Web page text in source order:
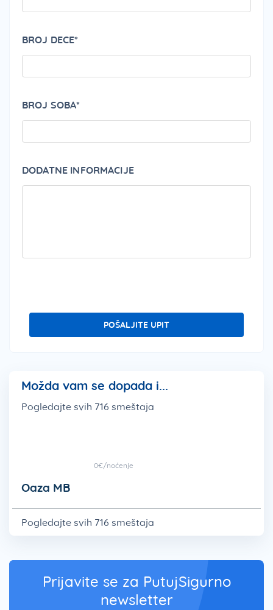
BROJ DECE*
BROJ SOBA*
DODATNE INFORMACIJE
POŠALJITE UPIT
Možda vam se dopada i...
Pogledajte svih 716 smeštaja
0€/noćenje
Oaza MB
Pogledajte svih 716 smeštaja
Prijavite se za PutujSigurno
newsletter